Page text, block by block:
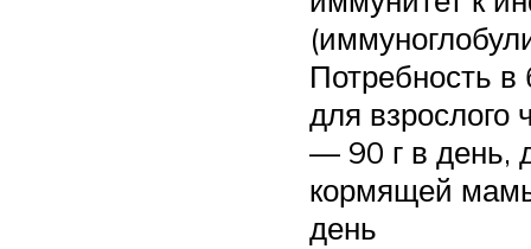
Потребность в
для взрослого
— 90 г в день,
кормящей
день